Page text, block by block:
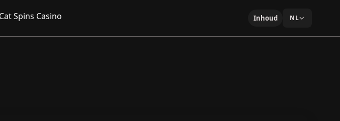
Inhoud NL